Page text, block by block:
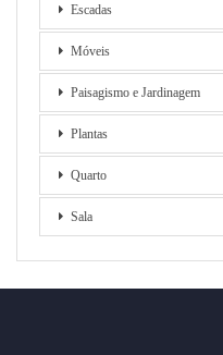
Escadas
Móveis
Paisagismo e Jardinagem
Plantas
Quarto
Sala